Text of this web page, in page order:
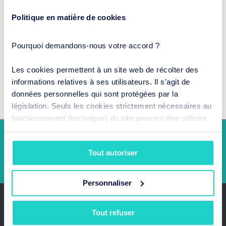
Politique en matière de cookies
Pourquoi demandons-nous votre accord ?
Les cookies permettent à un site web de récolter des
informations relatives à ses utilisateurs. Il s'agit de
données personnelles qui sont protégées par la
législation. Seuls les cookies strictement nécessaires au
fonctionnement (technique) du site peuvent être utilisés
types de cookies qu'avec votre accord. Vous pouvez à
tout moment révoquer votre consentement ou en modifier
la portée.
Tout autoriser
Personnaliser
Tout refuser
Prendre un rendez-vous en ligne !